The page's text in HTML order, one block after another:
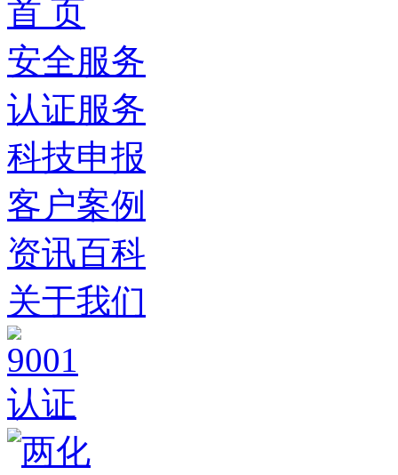
首 页
安全服务
认证服务
科技申报
客户案例
资讯百科
关于我们